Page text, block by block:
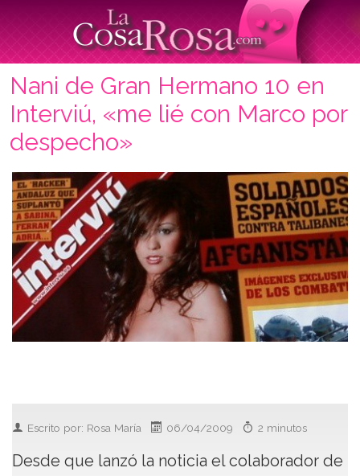
Nani de Gran Hermano 10 en
Interviú, «me lié con Marco por
despecho»
Escrito por: Rosa María 06/04/2009 2 minutos
Desde que lanzó la noticia el colaborador de